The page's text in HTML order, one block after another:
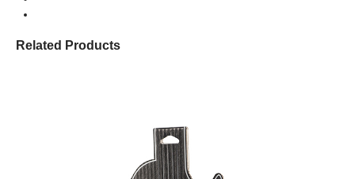
Related Products